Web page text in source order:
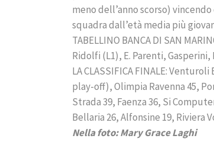
meno dell’anno scorso)
squadra dall’età media più
TABELLINO BANCA DI SAN
Ridolfi (L1), E. Parenti,
LA CLASSIFICA FINALE:
play-off), Olimpia Ravenna 45,
Strada 39, Faenza 36, Si
Bellaria 26, Alfonsine 19, Riviera
Nella foto: Mary Grace Laghi